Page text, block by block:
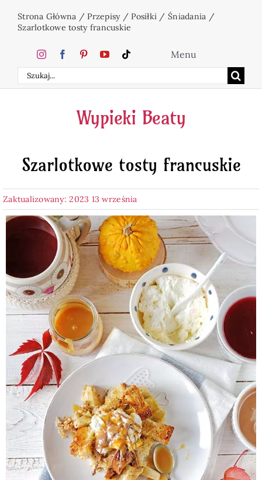
Strona Główna /Przepisy/Posiłki / Śniadania /
Szarlotkowe tosty francuskie
Szukaj
Menu
Home
Ciasta
Desery
Napoje
Pieczywo
Przetwory
Posiłki
Zdrowo i fit
Kuchnie świata
SKLEP
Wypieki Beaty
Szarlotkowe tosty francuskie
Zaktualizowany: 2023 13 września